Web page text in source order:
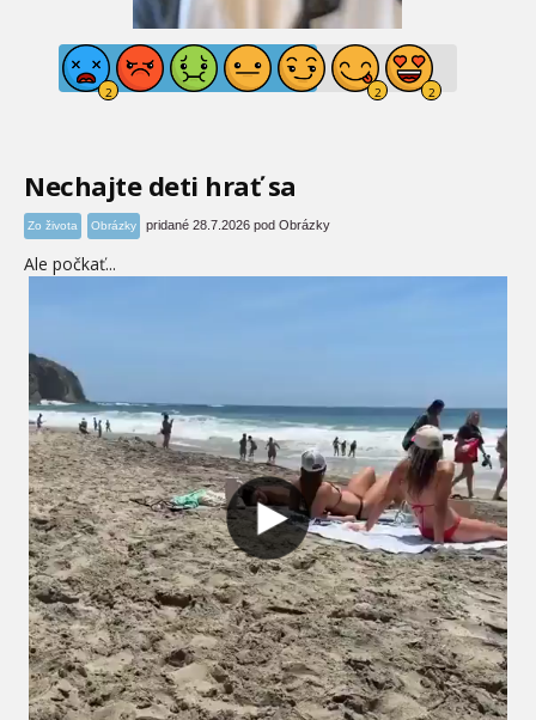
Nechajte deti hrať sa
Zo života Obrázky pridané 28.7.2026 pod Obrázky
Ale počkať...